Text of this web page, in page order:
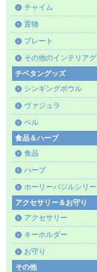
チャイム
置物
プレート
その他のインテリア
チベタングッズ
シンギングボウル
ヴァジュラ
ベル
食品＆ハーブ
食品
ハーブ
ホーリーバジルシリ
アクセサリー＆お守り
アクセサリー
キーホルダー
お守り
その他